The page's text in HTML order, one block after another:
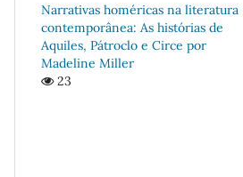
Narrativas homéricas na literatura
contemporânea: As histórias de
Aquiles, Pátroclo e Circe por
Madeline Miller
23